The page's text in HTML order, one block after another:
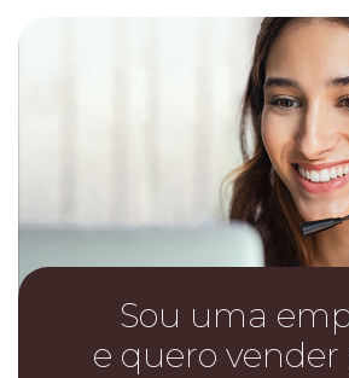
Sou uma
e quero vender